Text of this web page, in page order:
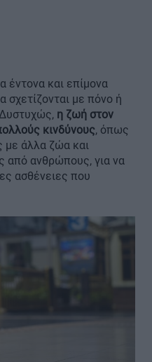
έντονα και επίμονα
σχετίζονται με πόνο ή
η ζωή στον
κινδύνους, όπως
με άλλα ζώα και
από ανθρώπους, για να
ασθένειες που